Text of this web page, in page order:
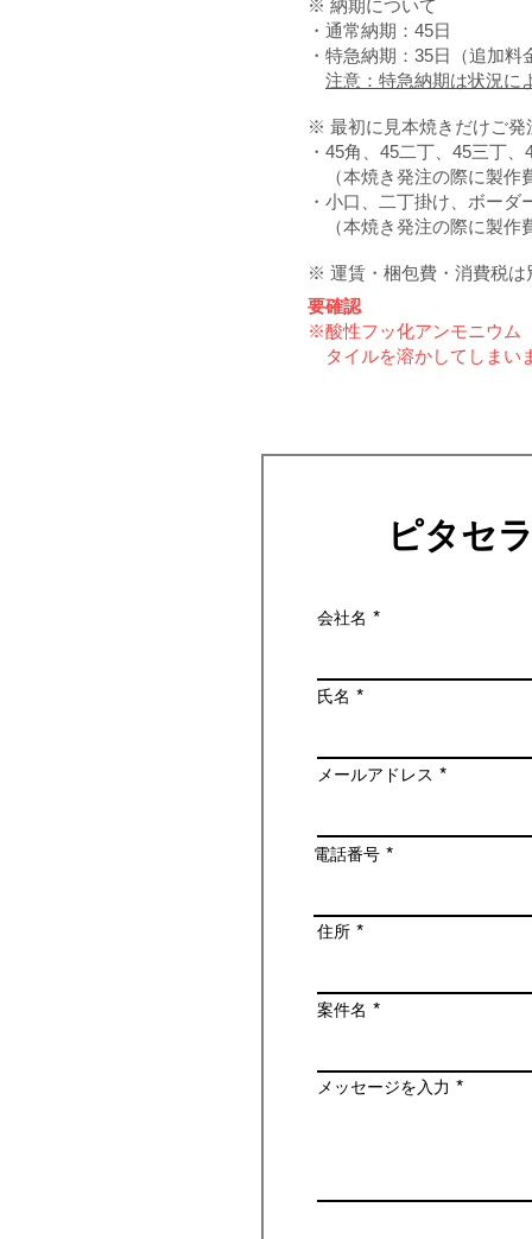
※ 納期について
・通常納期：45日
・特急納期：35日（追加料
注意：特急納期は状況に
※ 最初に見本焼きだけご発
・45角、45二丁、45三丁
（本焼き発注の際に製作
・小口、二丁掛け、ボー
（本焼き発注の際に製作
※ 運賃・梱包費・消費税は
要確認
※酸性フッ化アンモニウム
タイルを溶かしてしまい
ピタセ
会社名
氏名
メールアドレス
電話番号
住所
案件名
メッセージを入力